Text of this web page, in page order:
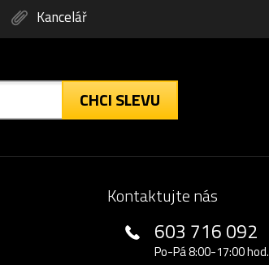
Kancelář
CHCI SLEVU
Kontaktujte nás
603 716 092
Po-Pá 8:00-17:00 hod.